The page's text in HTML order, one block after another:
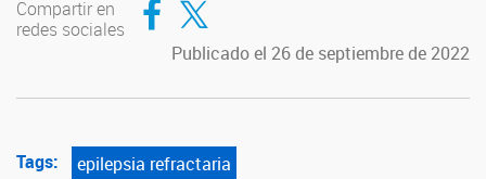
Compartir en
redes sociales
Publicado el 26 de septiembre de 2022
Tags: epilepsia refractaria